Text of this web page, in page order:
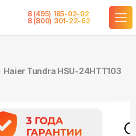
8 (495) 185-02-02
8 (800) 301-22-62
Haier Tundra HSU-24HTT103